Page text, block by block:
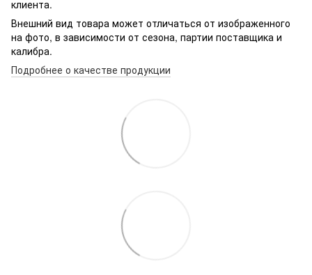
клиента.
Внешний вид товара может отличаться от изображенного
на фото, в зависимости от сезона, партии поставщика и
калибра.
Подробнее о качестве продукции